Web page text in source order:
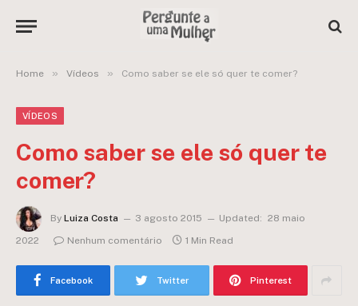
Home » Vídeos » Como saber se ele só quer te comer?
VÍDEOS
Como saber se ele só quer te
comer?
By Luiza Costa 3 agosto 2015 Updated: 28 maio
2022
Nenhum comentário 1 Min Read
Facebook Twitter Pinterest